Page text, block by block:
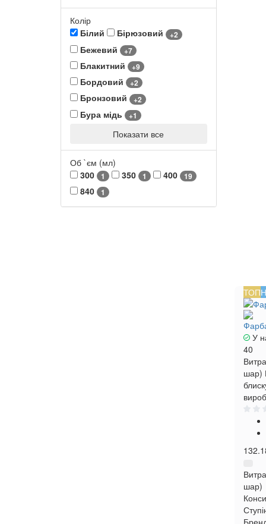
Колір
Білий
Бірюзовий +2
Бежевий +7
Блакитний +9
Бордовий +2
Бронзовий +2
Бура мідь +1
Показати все
Об `єм (мл)
300
1 350 1 400 19
840 1
ТОП
У
40
шар)
шар)